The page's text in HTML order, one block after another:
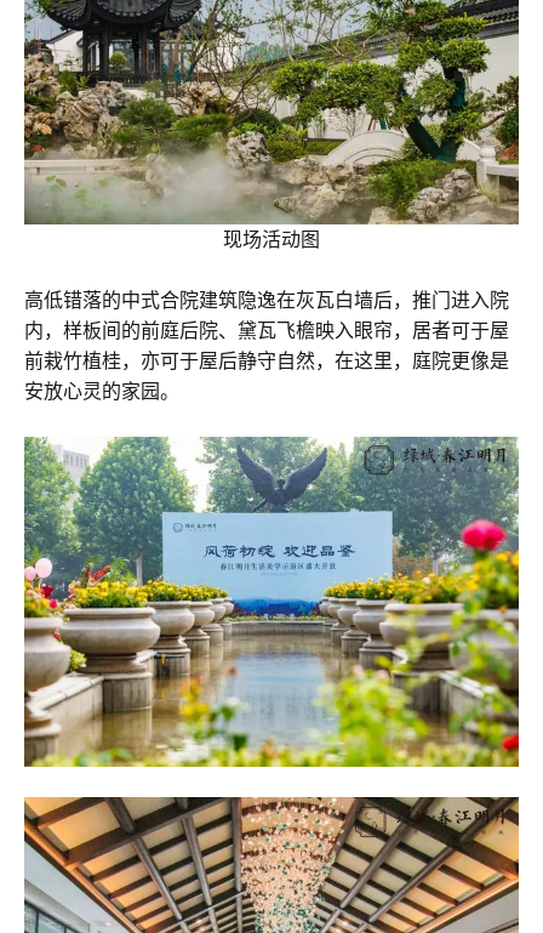
现场活动图
高低错落的中式合院建筑隐逸在灰瓦白墙后，推门进入院
内，样板间的前庭后院、黛瓦飞檐映入眼帘，居者可于屋
前栽竹植桂，亦可于屋后静守自然，在这里，庭院更像是
安放心灵的家园。